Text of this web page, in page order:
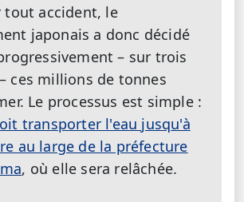
tout accident, le
japonais a donc décidé
– sur trois
ces millions de tonnes
Le processus est simple :
transporter l'eau jusqu'à
au large de la préfecture
, où elle sera relâchée.